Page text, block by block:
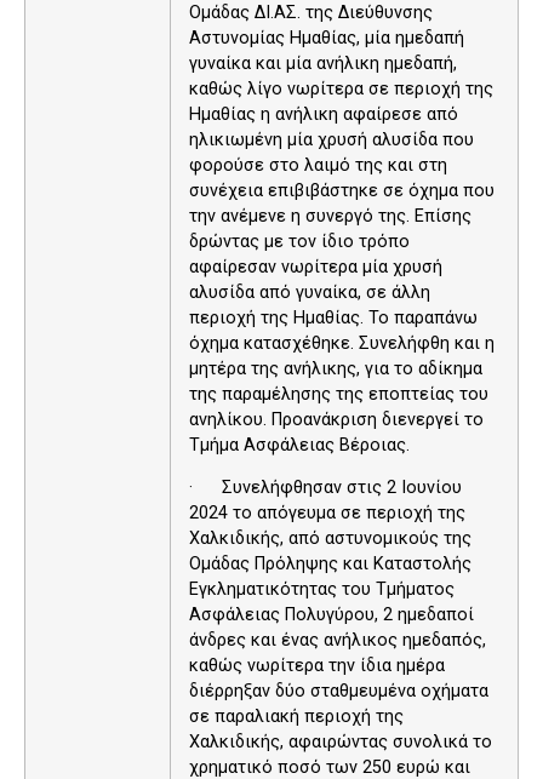
Ομάδας ΔΙ.ΑΣ. της Διεύθυνσης
Αστυνομίας Ημαθίας, μία ημεδαπή
γυναίκα και μία ανήλικη ημεδαπή,
καθώς λίγο νωρίτερα σε περιοχή της
Ημαθίας η ανήλικη αφαίρεσε από
ηλικιωμένη μία χρυσή αλυσίδα που
φορούσε στο λαιμό της και στη
συνέχεια επιβιβάστηκε σε όχημα που
την ανέμενε η συνεργό της. Επίσης
δρώντας με τον ίδιο τρόπο
αφαίρεσαν νωρίτερα μία χρυσή
αλυσίδα από γυναίκα, σε άλλη
περιοχή της Ημαθίας. Το παραπάνω
όχημα κατασχέθηκε. Συνελήφθη και η
μητέρα της ανήλικης, για το αδίκημα
της παραμέλησης της εποπτείας του
ανηλίκου. Προανάκριση διενεργεί το
Τμήμα Ασφάλειας Βέροιας.
· Συνελήφθησαν στις 2 Ιουνίου
2024 το απόγευμα σε περιοχή της
Χαλκιδικής, από αστυνομικούς της
Ομάδας Πρόληψης και Καταστολής
Εγκληματικότητας του Τμήματος
Ασφάλειας Πολυγύρου, 2 ημεδαποί
άνδρες και ένας ανήλικος ημεδαπός,
καθώς νωρίτερα την ίδια ημέρα
διέρρηξαν δύο σταθμευμένα οχήματα
σε παραλιακή περιοχή της
Χαλκιδικής, αφαιρώντας συνολικά το
χρηματικό ποσό των 250 ευρώ και